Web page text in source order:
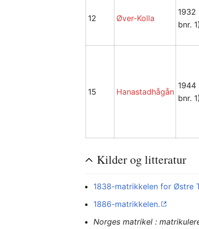
12 Øver-Kolla
1932
bnr. 1)
15 Hanastadhågån
1944
bnr. 1)
Kilder og litteratur
1838-matrikkelen for Østre
1886-matrikkelen.
Norges matrikel :